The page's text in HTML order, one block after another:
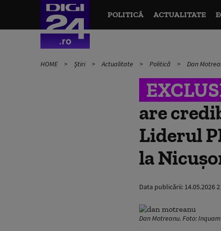
POLITICĂ ACTUALITATE
HOME Știri Actualitate Politică Dan
are
Liderul
la
Data publicării: 14.05.2026
Dan Motreanu. Foto: